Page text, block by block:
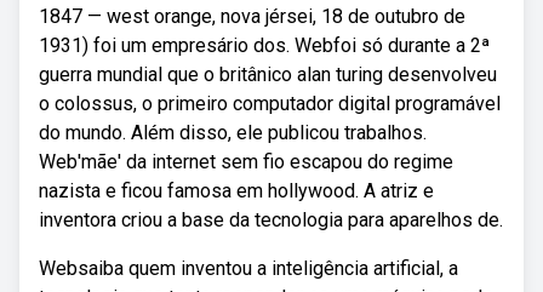
1847 — west orange, nova jérsei, 18 de outubro de
1931) foi um empresário dos. Webfoi só durante a 2ª
guerra mundial que o britânico alan turing desenvolveu
o colossus, o primeiro computador digital programável
do mundo. Além disso, ele publicou trabalhos.
Web'mãe' da internet sem fio escapou do regime
nazista e ficou famosa em hollywood. A atriz e
inventora criou a base da tecnologia para aparelhos de.
Websaiba quem inventou a inteligência artificial, a